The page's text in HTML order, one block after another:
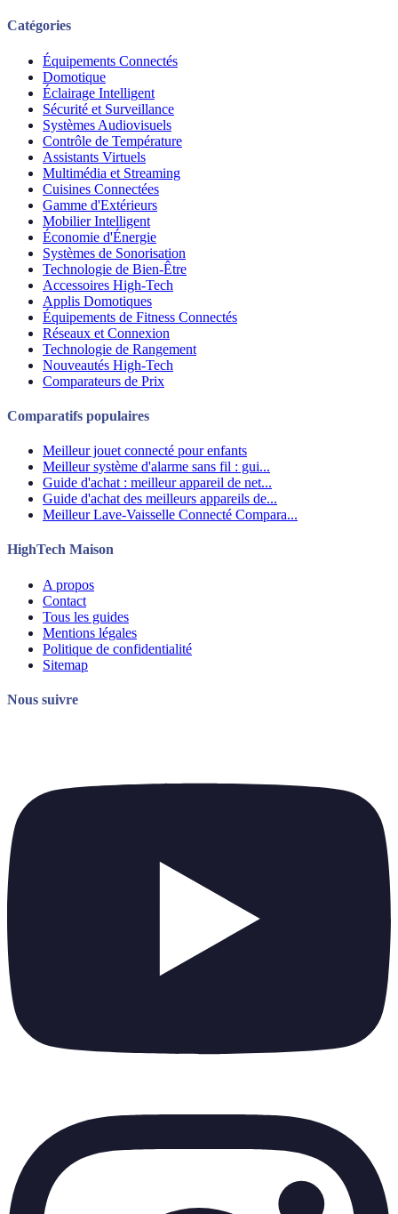
Catégories
Équipements Connectés
Domotique
Éclairage Intelligent
Sécurité et Surveillance
Systèmes Audiovisuels
Contrôle de Température
Assistants Virtuels
Multimédia et Streaming
Cuisines Connectées
Gamme d'Extérieurs
Mobilier Intelligent
Économie d'Énergie
Systèmes de Sonorisation
Technologie de Bien-Être
Accessoires High-Tech
Applis Domotiques
Équipements de Fitness Connectés
Réseaux et Connexion
Technologie de Rangement
Nouveautés High-Tech
Comparateurs de Prix
Comparatifs populaires
Meilleur jouet connecté pour enfants
Meilleur système d'alarme sans fil : gui...
Guide d'achat : meilleur appareil de net...
Guide d'achat des meilleurs appareils de...
Meilleur Lave-Vaisselle Connecté Compara...
HighTech Maison
A propos
Contact
Tous les guides
Mentions légales
Politique de confidentialité
Sitemap
Nous suivre